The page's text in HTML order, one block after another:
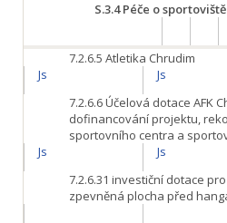
S.3.4Péče o
7.2.6.5 Atletika Chrudim
Js
Js
7.2.6.6Účelová dotace AFK
dofinancování projektu,
sportovního centra a
Js
Js
7.2.6.31 investiční dotace
zpevněná plocha před